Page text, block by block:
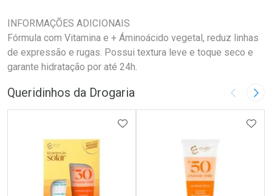
INFORMAÇÕES ADICIONAIS
Fórmula com Vitamina e + Áminoácido vegetal, reduz linhas
de expressão e rugas. Possui textura leve e toque seco e
garante hidratação por até 24h.
Queridinhos da Drogaria Imagem
ADICIONAR AOS FAVORITOS